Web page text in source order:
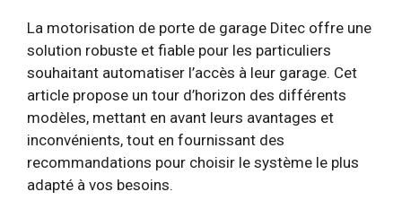
La motorisation de porte de garage Ditec offre une
solution robuste et fiable pour les particuliers
souhaitant automatiser l’accès à leur garage. Cet
article propose un tour d’horizon des différents
modèles, mettant en avant leurs avantages et
inconvénients, tout en fournissant des
recommandations pour choisir le système le plus
adapté à vos besoins.